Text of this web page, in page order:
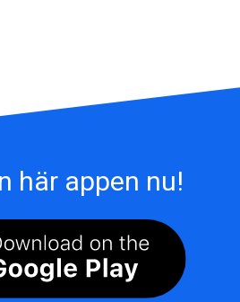
här appen nu!